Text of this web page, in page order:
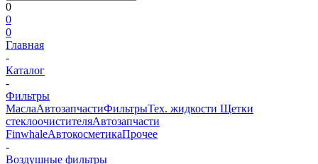
0
0
0
Главная
-
Каталог
-
Фильтры
МаслаАвтозапчастиФильтрыТех. жидкости Щетки
стеклоочистителяАвтозапчасти
FinwhaleАвтокосметикаПрочее
-
Воздушные фильтры